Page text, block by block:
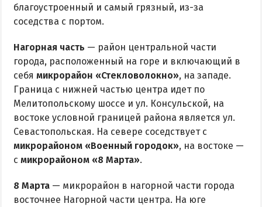
благоустроенный и самый грязный, из-за
соседства с портом.
Нагорная часть — район центральной части
города, расположенный на горе и включающий в
себя микрорайон «Стекловолокно», на западе.
Граница с нижней частью центра идет по
Мелитопольскому шоссе и ул. Консульской, на
востоке условной границей района является ул.
Севастопольская. На севере соседствует с
микрорайоном «Военный городок», на востоке —
с микрорайоном «8 Марта».
8 Марта — микрорайон в нагорной части города
восточнее Нагорной части центра. На юге